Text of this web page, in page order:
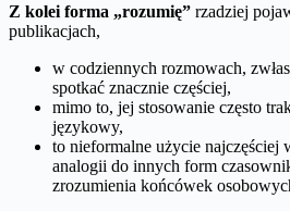
Z kolei forma „rozumię” rzadziej
publikacjach,
w codziennych rozmowach,
spotkać znacznie częściej,
mimo to, jej stosowanie często
językowy,
to nieformalne użycie najczęściej
analogii do innych form
zrozumienia końcówek